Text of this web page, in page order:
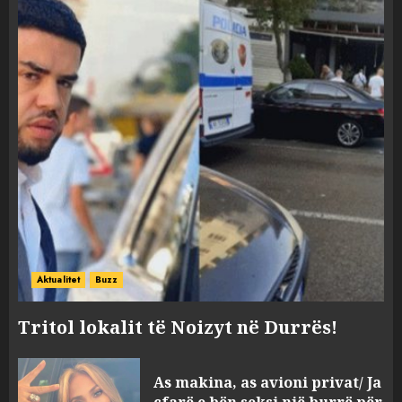
Aktualitet Buzz
Tritol lokalit të Noizyt në Durrës!
As makina, as avioni privat/ Ja